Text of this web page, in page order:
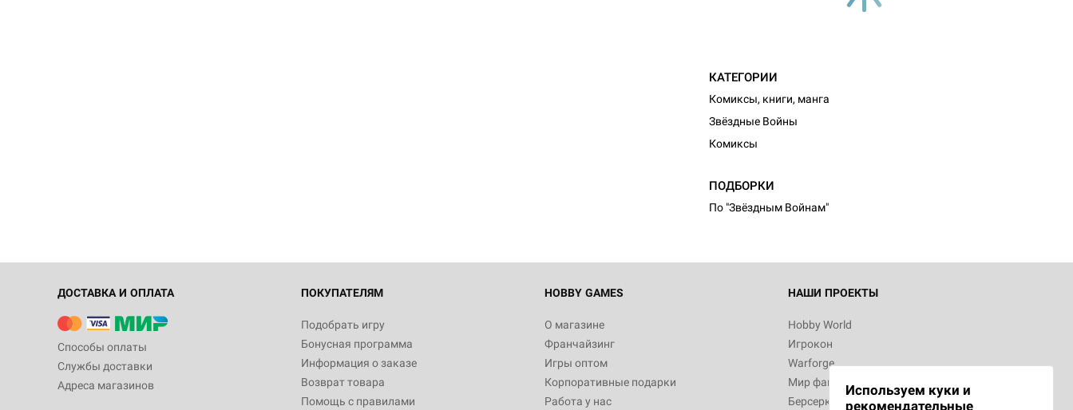
КАТЕГОРИИ
Комиксы, книги, манга
Звёздные Войны
Комиксы
ПОДБОРКИ
По "Звёздным Войнам"
ДОСТАВКА И ОПЛАТА
Способы оплаты
Службы доставки
Адреса магазинов
ПОКУПАТЕЛЯМ
Подобрать игру
Бонусная программа
Информация о заказе
Возврат товара
Помощь с правилами
HOBBY GAMES
О магазине
Франчайзинг
Игры оптом
Корпоративные подарки
Работа у нас
НАШИ ПРОЕКТЫ
Hobby World
Игрокон
Warforge
Мир фантастики
Берсерк
Используем куки и
рекомендательные